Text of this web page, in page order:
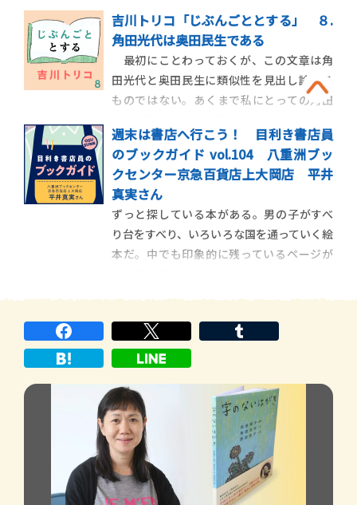
田光代さんの新作『方舟を燃やす』は、世
代の異なる男女二人の長い人生を描きなが
ら、信じてしまうことの呪縛と脆さを描き
だす長篇だ。 最初に決まったのは、「デ
マ」というテーマ
吉川トリコ「じぶんごととする」 ８.
角田光代は奥田民生である
最初にことわっておくが、この文章は角
田光代と奥田民生に類似性を見出し論じる
ものではない。あくまで私にとっての角田
だというだけの話である。したがって「奥
田民生ではなくどちらかというとブルーハ
ーツなのでは？」「いややはり清志郎で
は？」などといった異論を寄せられたとこ
ろで、どうぞご自由
週末は書店へ行こう！ 目利き書店員
のブックガイド vol.104 八重洲ブッ
クセンター京急百貨店上大岡店 平井
真実さん
ずっと探している本がある。男の子がすべ
り台をすべり、いろいろな国を通っていく絵
本だ。中でも印象的に残っているページが
ることなく眺めていた。どんなことでもイ
ンターネットで検索すれば出てくる現在だ
が、ざっく